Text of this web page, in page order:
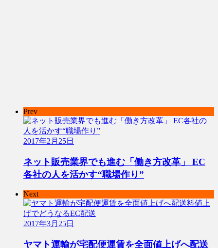
Prev
2017年2月25日
ネット販売業界でも進む「働き方改革」 EC
各社の人を活かす“職場作り”
Next
2017年3月25日
ヤマト運輸が宅配便運賃を全面値上げへ配送